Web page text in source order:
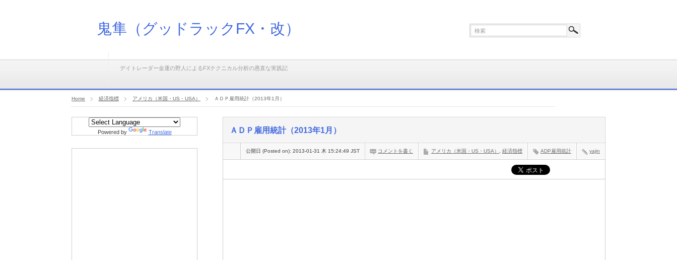
鬼隼（グッドラックFX・改）
デイトレーダー金運の野人によるFXテクニカル分析の愚直な実践記
Home 経済指標 アメリカ（米国・US・USA） ＡＤＰ雇用統計（2013年1月）
ＡＤＰ雇用統計（2013年1月）
yajin
ADP雇用統計
アメリカ（米国・US・USA） 経済指標
コメントを書く
公開日 (Posted on): 2013-01-31 木 15:24:49 JST
Powered by Translate